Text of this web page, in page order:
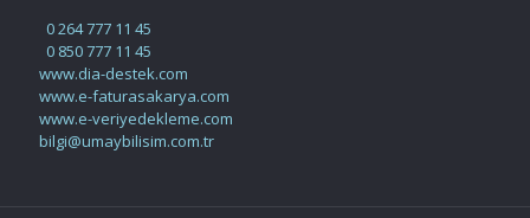
0 264 777 11 45
0 850 777 11 45
www.dia-destek.com
www.e-faturasakarya.com
www.e-veriyedekleme.com
bilgi@umaybilisim.com.tr